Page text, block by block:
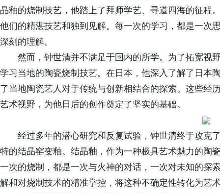
晶釉的烧制技艺，他踏上了拜师学艺、寻道四海的征程
他们的精湛技艺和独到见解。每一次的学习，都是一次
深刻的理解。
然而，钟世清并不满足于国内的所学。为了拓宽视
学习当地的陶瓷烧制技艺。在日本，他深入了解了日本
了当地陶瓷艺人对于传统与创新相结合的探索。这些经
艺术视野，为他日后的创作奠定了坚实的基础。
经过多年的潜心研究和反复试验，钟世清终于攻克
特的结晶窑变釉。结晶釉，作为一种极具艺术魅力的陶
一次的烧制，都是一次与火神的对话，一次对未知的探
解和对烧制技术的精准掌控，将这种不确定性转化为艺